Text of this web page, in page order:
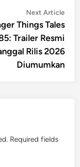
Next Article
Things Tales
Trailer Resmi
Rilis 2026
Diumumkan
Required fields